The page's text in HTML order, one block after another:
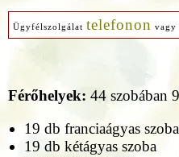
Ügyfélszolgálat telefonon vagy
Férőhelyek: 44 szobában
19 db franciaágyas szoba
19 db kétágyas szoba